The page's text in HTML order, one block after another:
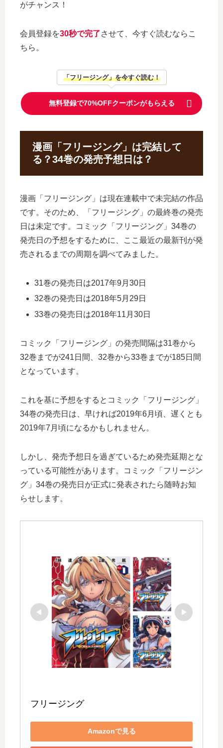
がチャンス！
会員登録を30秒で完了させて、今すぐ読むならこ
ちら。
「フリージング」を今すぐ読む！
無料登録で70%OFFクーポンがもらえる
漫画「フリージング」は完結して
る？34巻の発売予想日は？
漫画「フリージング」は現在連載中で未完結の作品
です。そのため、「フリージング」の最終巻の発売
日は未定です。コミック「フリージング」34巻の
発売日の予想をするために、ここ最近の最新刊が発
売されるまでの周期を調べてみました。
31巻の発売日は2017年9月30日
32巻の発売日は2018年5月29日
33巻の発売日は2018年11月30日
コミック「フリージング」の発売間隔は31巻から
32巻までが241日間、32巻から33巻までが185日間
となっています。
これを基に予想をするとコミック「フリージング」
34巻の発売日は、早ければ2019年6月頃、遅くとも
2019年7月頃になるかもしれません。
しかし、発売予想日を過ぎているため発売延期とな
っている可能性があります。コミック「フリージン
グ」34巻の発売日が正式に発表されたら随時お知
らせします。
フリージング
Amazonで見る